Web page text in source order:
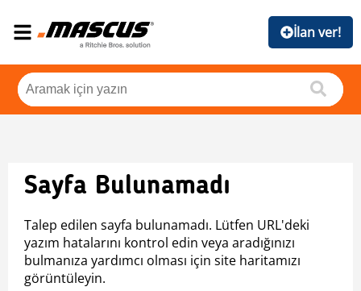
İlan ver!
Sayfa Bulunamadı
Talep edilen sayfa bulunamadı. Lütfen URL'deki
yazım hatalarını kontrol edin veya aradığınızı
bulmanıza yardımcı olması için site haritamızı
görüntüleyin.